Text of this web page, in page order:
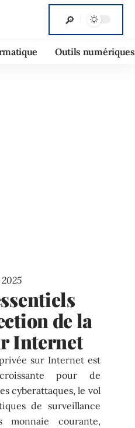
Outils numériques
de la
Internet
sur Internet est
pour de
cyberattaques, le vol
de surveillance
monnaie courante,